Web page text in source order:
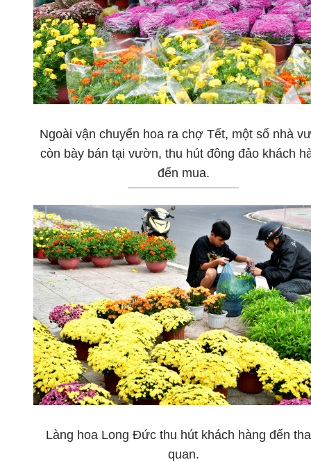
Ngoài vận chuyển hoa ra chợ Tết, một số nhà
còn bày bán tại vườn, thu hút đông đảo khách
đến mua.
Làng hoa Long Đức thu hút khách hàng đến
quan.